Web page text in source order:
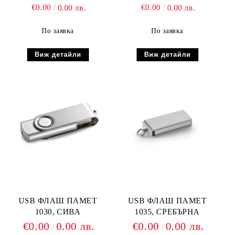
€0.00 0.00 лв.
По заявка
Виж детайли
€0.00 0.00 лв.
По заявка
Виж детайли
USB ФЛАШ ПАМЕТ
1030, СИВА
€0.00 0.00 лв.
USB ФЛАШ ПАМЕТ
1035, СРЕБЪРНА
€0.00 0.00 лв.